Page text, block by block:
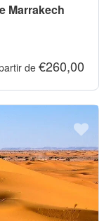
Marrakech
de €260,00